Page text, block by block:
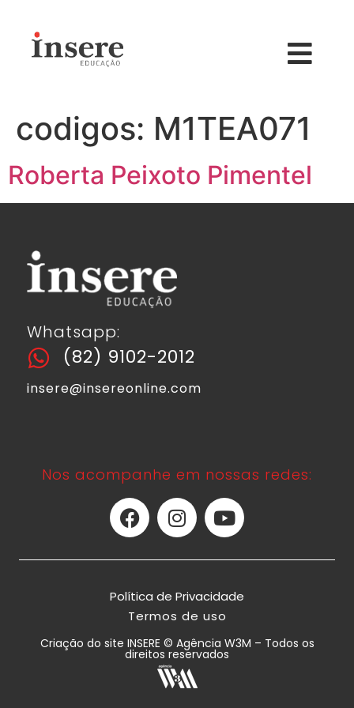
codigos: M1TEA071
Roberta Peixoto Pimentel
Whatsapp:
(82) 9102-2012
insere@insereonline.com
Nos acompanhe em nossas redes:
Política de Privacidade
Termos de uso
Criação do site INSERE © Agência W3M – Todos os
direitos reservados